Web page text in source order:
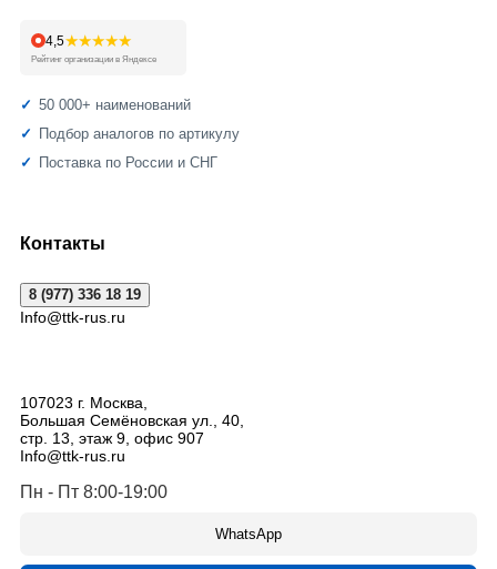
4,5★★★★★
Рейтинг организации в Яндексе
50 000+ наименований
Подбор аналогов по артикулу
Поставка по России и СНГ
Контакты
8 (977) 336 18 19
Info@ttk-rus.ru
107023 г. Москва,
Большая Семёновская ул., 40,
стр. 13, этаж 9, офис 907
Info@ttk-rus.ru
Пн - Пт 8:00-19:00
WhatsApp